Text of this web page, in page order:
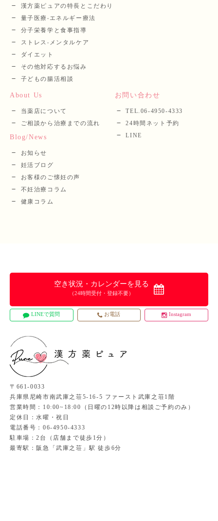
漢⽅薬ピュアの特長とこだわり
量⼦医療‧エネルギー療法
分⼦栄養学と⾷事指導
ストレス‧メンタルケア
ダイエット
その他対応するお悩み
子どもの腸活相談
About Us
当薬店について
ご相談から治療までの流れ
Blog/News
お知らせ
妊活ブログ
お客様のご懐妊の声
不妊治療コラム
健康コラム
お問い合わせ
TEL.06-4950-4333
24時間ネット予約
LINE
〒661-0033
兵庫県尼崎市南武庫之荘5-16-5 ファースト武庫之荘1階
営業時間：10:00~18:00（日曜の12時以降は相談ご予約のみ）
定休日：水曜・祝日
電話番号：06-4950-4333
駐車場：2台（店舗まで徒歩1分）
最寄駅：阪急「武庫之荘」駅 徒歩6分
空き状況・カレンダーを見る
（24時間受付・登録不要）
LINEで質問 お電話 Instagram